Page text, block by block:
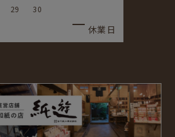
29 30
休業日